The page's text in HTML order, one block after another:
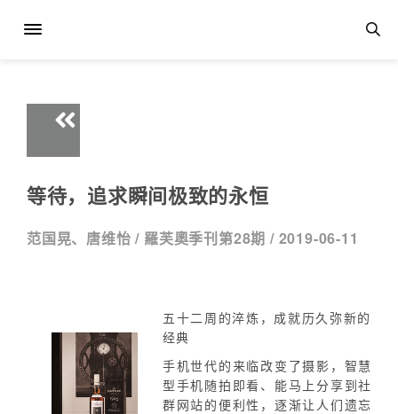
等待，追求瞬间极致的永恒
范国晃、唐维怡 / 羅芙奧季刊第28期 / 2019-06-11
五十二周的淬炼，成就历久弥新的
经典
手机世代的来临改变了摄影，智慧
型手机随拍即看、能马上分享到社
群网站的便利性，逐渐让人们遗忘